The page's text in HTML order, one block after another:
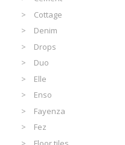
Cottage
Denim
Drops
Duo
Elle
Enso
Fayenza
Fez